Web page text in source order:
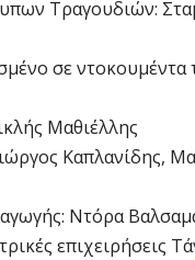
Τραγουδιών:
σε ντοκουμέντα
Μαθιέλλης
Καπλανίδης,
Ντόρα
επιχειρήσεις